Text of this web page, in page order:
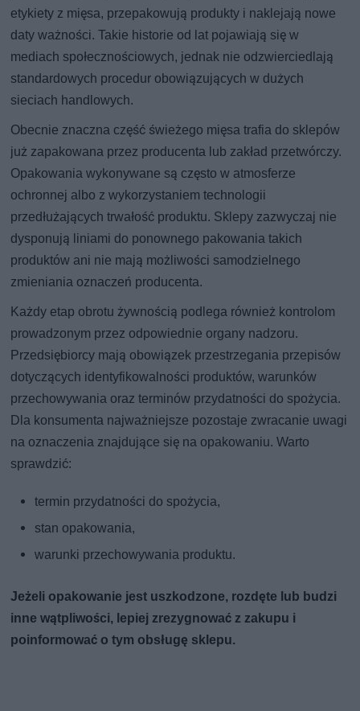
etykiety z mięsa, przepakowują produkty i naklejają nowe
daty ważności. Takie historie od lat pojawiają się w
mediach społecznościowych, jednak nie odzwierciedlają
standardowych procedur obowiązujących w dużych
sieciach handlowych.
Obecnie znaczna część świeżego mięsa trafia do sklepów
już zapakowana przez producenta lub zakład przetwórczy.
Opakowania wykonywane są często w atmosferze
ochronnej albo z wykorzystaniem technologii
przedłużających trwałość produktu. Sklepy zazwyczaj nie
dysponują liniami do ponownego pakowania takich
produktów ani nie mają możliwości samodzielnego
zmieniania oznaczeń producenta.
Każdy etap obrotu żywnością podlega również kontrolom
prowadzonym przez odpowiednie organy nadzoru.
Przedsiębiorcy mają obowiązek przestrzegania przepisów
dotyczących identyfikowalności produktów, warunków
przechowywania oraz terminów przydatności do spożycia.
Dla konsumenta najważniejsze pozostaje zwracanie uwagi
na oznaczenia znajdujące się na opakowaniu. Warto
sprawdzić:
termin przydatności do spożycia,
stan opakowania,
warunki przechowywania produktu.
Jeżeli opakowanie jest uszkodzone, rozdęte lub budzi
inne wątpliwości, lepiej zrezygnować z zakupu i
poinformować o tym obsługę sklepu.